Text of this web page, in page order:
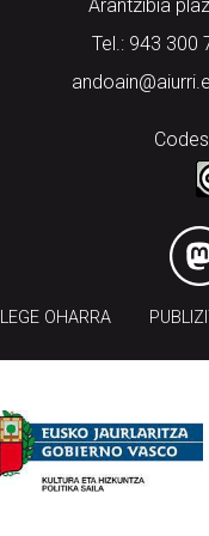
Arantzibia
Tel.: 943 300
LEGE OHARRA